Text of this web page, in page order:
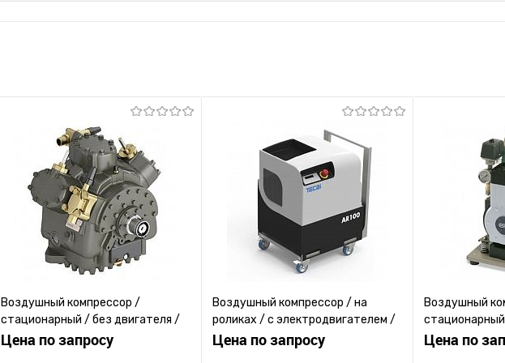
Воздушный компрессор /
стационарный / без двигателя /
поршневый
Цена по запросу
Воздушный компрессор / на
роликах / с электродвигателем /
винтовой
Цена по запросу
Воздушный
Цена по